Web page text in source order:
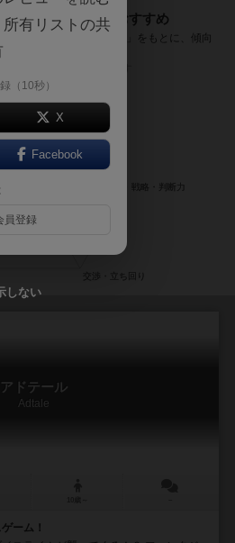
』が好きな方へのおすすめ
された「プレイ感の評価」をもとに、傾向
形式で紹介します。
アドテール
Adtale
ーム！
有リストの共
（10秒）
X
Facebook
員登録
しない